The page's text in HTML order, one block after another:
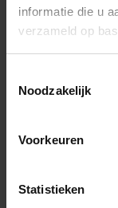
informatie die u
verzameld op
Noodzakelijk
Voorkeuren
Statistieken